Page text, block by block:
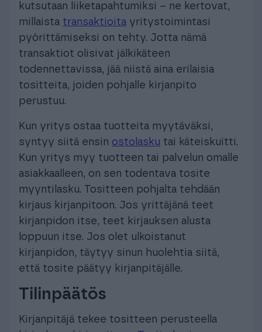
kutsutaan liiketapahtumiksi – ne kertovat,
millaista transaktioita yritystoimintasi
pyörittämiseksi on tehty. Jotta nämä
transaktiot olisivat jälkikäteen
todennettavissa, jää niistä aina erilaisia
tositteita, joiden pohjalle kirjanpito
perustuu.
Kun yritys ostaa tuotteita myytäväksi,
syntyy siitä ensin ostolasku tai käteiskuitti.
Kun yritys myy tuotteen tai palvelun omalle
asiakkaalleen, on sen todentava tosite
myyntilasku. Tositteen pohjalta tehdään
kirjaus kirjanpitoon. Jos yrittäjänä teet
kirjanpidon itse, teet kirjauksen alusta
loppuun itse. Jos olet ulkoistanut
kirjanpidon, täytyy sinun huolehtia siitä,
että tosite päätyy kirjanpitäjälle.
Tilinpäätös
Kirjanpitäjä tekee tositteen perusteella